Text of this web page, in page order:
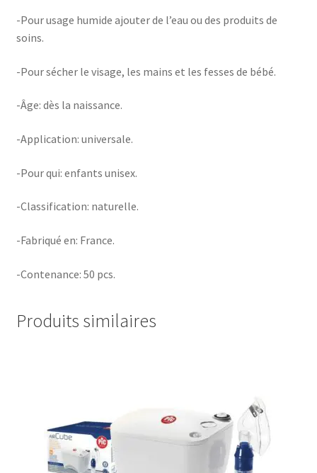
-Pour usage humide ajouter de l’eau ou des produits de
soins.
-Pour sécher le visage, les mains et les fesses de bébé.
-Âge: dès la naissance.
-Application: universale.
-Pour qui: enfants unisex.
-Classification: naturelle.
-Fabriqué en: France.
-Contenance: 50 pcs.
Produits similaires